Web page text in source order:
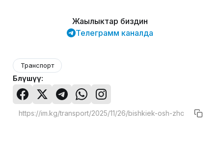
Жаңылыктар биздин
Телеграмм каналда
Транспорт
Бөлүшүү: